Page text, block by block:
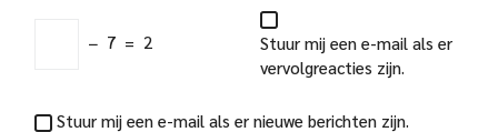
− 7 = 2
Stuur mij een e-mail als er
vervolgreacties zijn.
Stuur mij een e-mail als er nieuwe berichten zijn.